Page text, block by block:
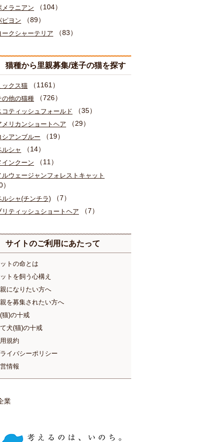
メラニアン （104）
ピヨン （89）
ークシャーテリア （83）
猫種から里親募集/迷子の猫を探す
ックス猫 （1161）
の他の猫種 （726）
コティッシュフォールド （35）
メリカンショートヘア （29）
シアンブルー （19）
ルシャ （14）
インクーン （11）
ルウェージャンフォレストキャット
ルシャ(チンチラ) （7）
リティッシュショートヘア （7）
サイトのご利用にあたって
トの命とは
トを飼う心構え
になりたい方へ
を募集されたい方へ
猫)の十戒
犬(猫)の十戒
規約
イバシーポリシー
情報
業